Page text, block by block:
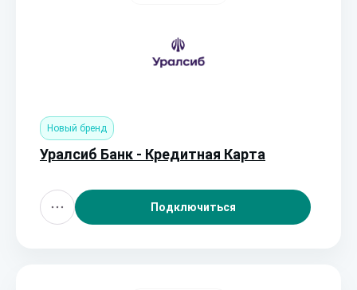
Новый бренд
Уралсиб Банк - Кредитная Карта
Подключиться